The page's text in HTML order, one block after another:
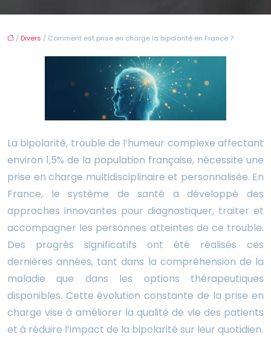
/ Divers / Comment est prise en charge la bipolarité en France ?
La bipolarité, trouble de l’humeur complexe affectant
environ 1,5% de la population française, nécessite une
prise en charge multidisciplinaire et personnalisée. En
France, le système de santé a développé des
approches innovantes pour diagnostiquer, traiter et
accompagner les personnes atteintes de ce trouble.
Des progrès significatifs ont été réalisés ces
dernières années, tant dans la compréhension de la
maladie que dans les options thérapeutiques
disponibles. Cette évolution constante de la prise en
charge vise à améliorer la qualité de vie des patients
et à réduire l’impact de la bipolarité sur leur quotidien.